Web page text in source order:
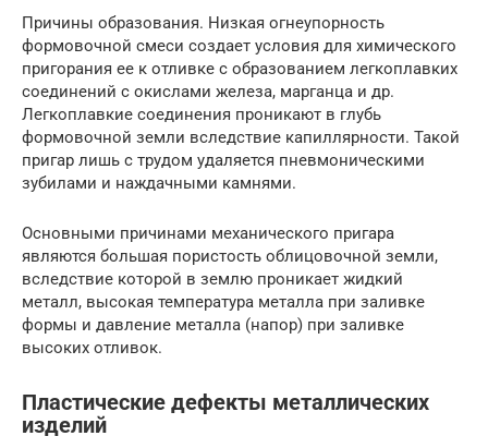
Причины образования. Низкая огнеупорность
формовочной смеси создает условия для химического
пригорания ее к отливке с образованием легкоплавких
соединений с окислами железа, марганца и др.
Легкоплавкие соединения проникают в глубь
формовочной земли вследствие капиллярности. Такой
пригар лишь с трудом удаляется пневмоническими
зубилами и наждачными камнями.
Основными причинами механического пригара
являются большая пористость облицовочной земли,
вследствие которой в землю проникает жидкий
металл, высокая температура металла при заливке
формы и давление металла (напор) при заливке
высоких отливок.
Пластические дефекты металлических
изделий